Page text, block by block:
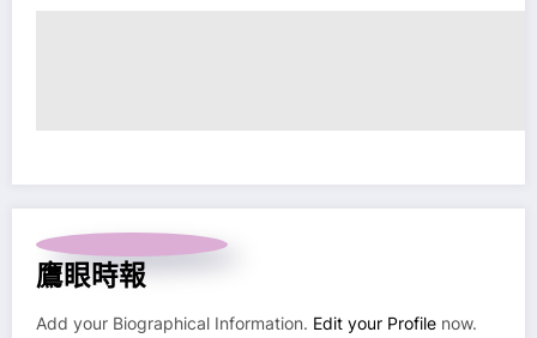
鷹眼時報
Add your Biographical Information. Edit your Profile now.